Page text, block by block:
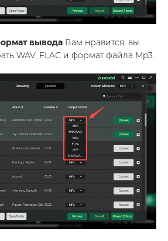
вывода Вам нравится, вы
WAV, FLAC и формат файла Mp3.